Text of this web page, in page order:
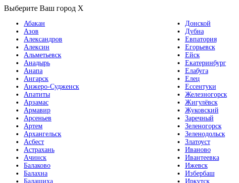
Выберите Ваш город X
Абакан
Азов
Александров
Алексин
Альметьевск
Анадырь
Анапа
Ангарск
Анжеро-Судженск
Апатиты
Арзамас
Армавир
Арсеньев
Артем
Архангельск
Асбест
Астрахань
Ачинск
Балаково
Балахна
Балашиха
Донской
Дубна
Евпатория
Егорьевск
Ейск
Екатеринбург
Елабуга
Елец
Ессентуки
Железногорск
Жигулёвск
Жуковский
Заречный
Зеленогорск
Зеленодольск
Златоуст
Иваново
Ивантеевка
Ижевск
Избербаш
Иркутск